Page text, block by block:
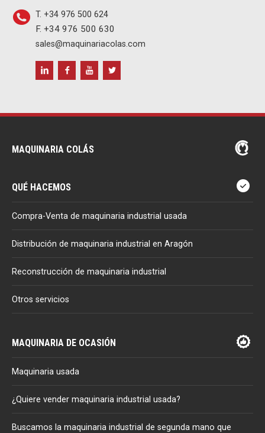
T. +34 976 500 624
F. +34 976 500 630
sales@maquinariacolas.com
MAQUINARIA COLÁS
QUÉ HACEMOS
Compra-Venta de maquinaria industrial usada
Distribución de maquinaria industrial en Aragón
Reconstrucción de maquinaria industrial
Otros servicios
MAQUINARIA DE OCASIÓN
Maquinaria usada
¿Quiere vender maquinaria industrial usada?
Buscamos la maquinaria industrial de segunda mano que